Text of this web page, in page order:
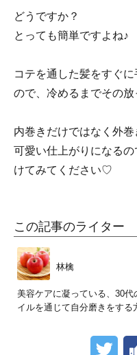
どうですか？
とっても簡単ですよね♪
コテを通した髪をすぐ
ので、冷めるまでその
内巻きだけではなく外
可愛い仕上がりになる
けてみてください♡
この記事のライター
林檎
美容ケアに凝っている、30
イルを通じて自分磨きをする